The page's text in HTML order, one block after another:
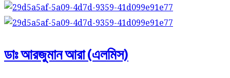
ডাঃ আরজুমান আরা (এলমিস)